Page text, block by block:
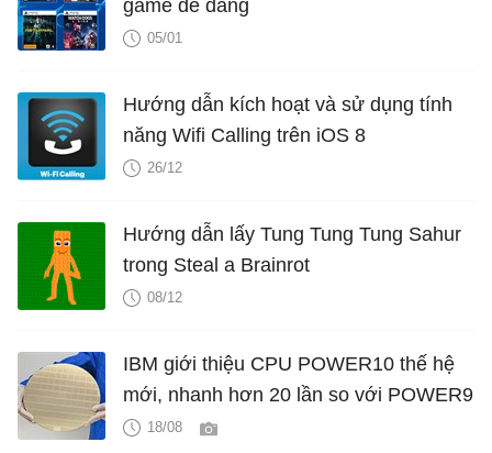
game dễ dàng
05/01
Hướng dẫn kích hoạt và sử dụng tính
năng Wifi Calling trên iOS 8
26/12
Hướng dẫn lấy Tung Tung Tung Sahur
trong Steal a Brainrot
08/12
IBM giới thiệu CPU POWER10 thế hệ
mới, nhanh hơn 20 lần so với POWER9
18/08